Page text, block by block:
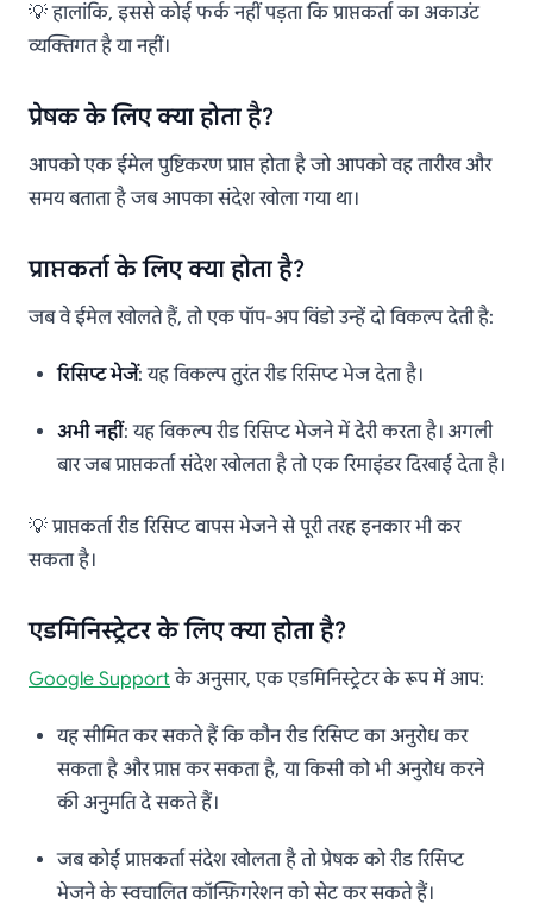
💡 हालांकि, इससे कोई फर्क नहीं पड़ता कि प्राप्तकर्ता का अकाउंट
व्यक्तिगत है या नहीं।
प्रेषक के लिए क्या होता है?
आपको एक ईमेल पुष्टिकरण प्राप्त होता है जो आपको वह तारीख और
समय बताता है जब आपका संदेश खोला गया था।
प्राप्तकर्ता के लिए क्या होता है?
जब वे ईमेल खोलते हैं, तो एक पॉप-अप विंडो उन्हें दो विकल्प देती है:
रिसिप्ट भेजें: यह विकल्प तुरंत रीड रिसिप्ट भेज देता है।
अभी नहीं: यह विकल्प रीड रिसिप्ट भेजने में देरी करता है। अगली
बार जब प्राप्तकर्ता संदेश खोलता है तो एक रिमाइंडर दिखाई देता है।
💡 प्राप्तकर्ता रीड रिसिप्ट वापस भेजने से पूरी तरह इनकार भी कर
सकता है।
एडमिनिस्ट्रेटर के लिए क्या होता है?
Google Supportके अनुसार, एक एडमिनिस्ट्रेटर के रूप में आप:
यह सीमित कर सकते हैं कि कौन रीड रिसिप्ट का अनुरोध कर
सकता है और प्राप्त कर सकता है, या किसी को भी अनुरोध करने
की अनुमति दे सकते हैं।
जब कोई प्राप्तकर्ता संदेश खोलता है तो प्रेषक को रीड रिसिप्ट
भेजने के स्वचालित कॉन्फ़िगरेशन को सेट कर सकते हैं।